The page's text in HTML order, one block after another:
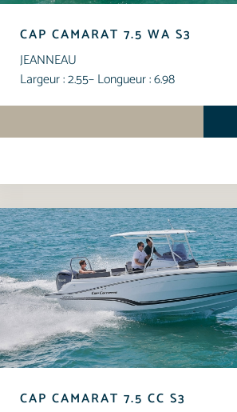
CAP CAMARAT 7.5 WA S3
JEANNEAU
Largeur : 2.55– Longueur : 6.98
CAP CAMARAT 7.5 CC S3